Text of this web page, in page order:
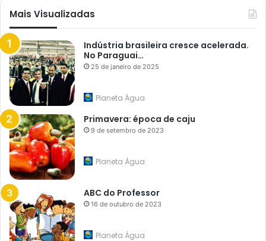
Mais Visualizadas
Indústria brasileira cresce acelerada.
No Paraguai…
25 de janeiro de 2025
Planeta Água
Primavera: época de caju
9 de setembro de 2023
Planeta Água
ABC do Professor
16 de outubro de 2023
Planeta Água